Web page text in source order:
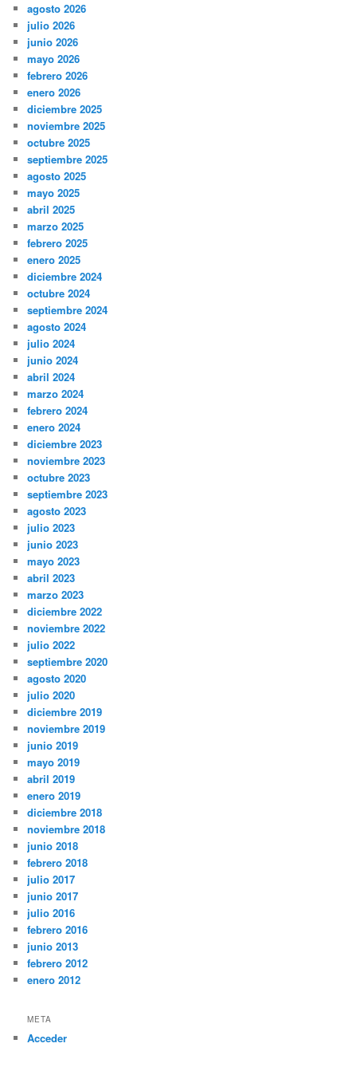
agosto 2026
julio 2026
junio 2026
mayo 2026
febrero 2026
enero 2026
diciembre 2025
noviembre 2025
octubre 2025
septiembre 2025
agosto 2025
mayo 2025
abril 2025
marzo 2025
febrero 2025
enero 2025
diciembre 2024
octubre 2024
septiembre 2024
agosto 2024
julio 2024
junio 2024
abril 2024
marzo 2024
febrero 2024
enero 2024
diciembre 2023
noviembre 2023
octubre 2023
septiembre 2023
agosto 2023
julio 2023
junio 2023
mayo 2023
abril 2023
marzo 2023
diciembre 2022
noviembre 2022
julio 2022
septiembre 2020
agosto 2020
julio 2020
diciembre 2019
noviembre 2019
junio 2019
mayo 2019
abril 2019
enero 2019
diciembre 2018
noviembre 2018
junio 2018
febrero 2018
julio 2017
junio 2017
julio 2016
febrero 2016
junio 2013
febrero 2012
enero 2012
META
Acceder